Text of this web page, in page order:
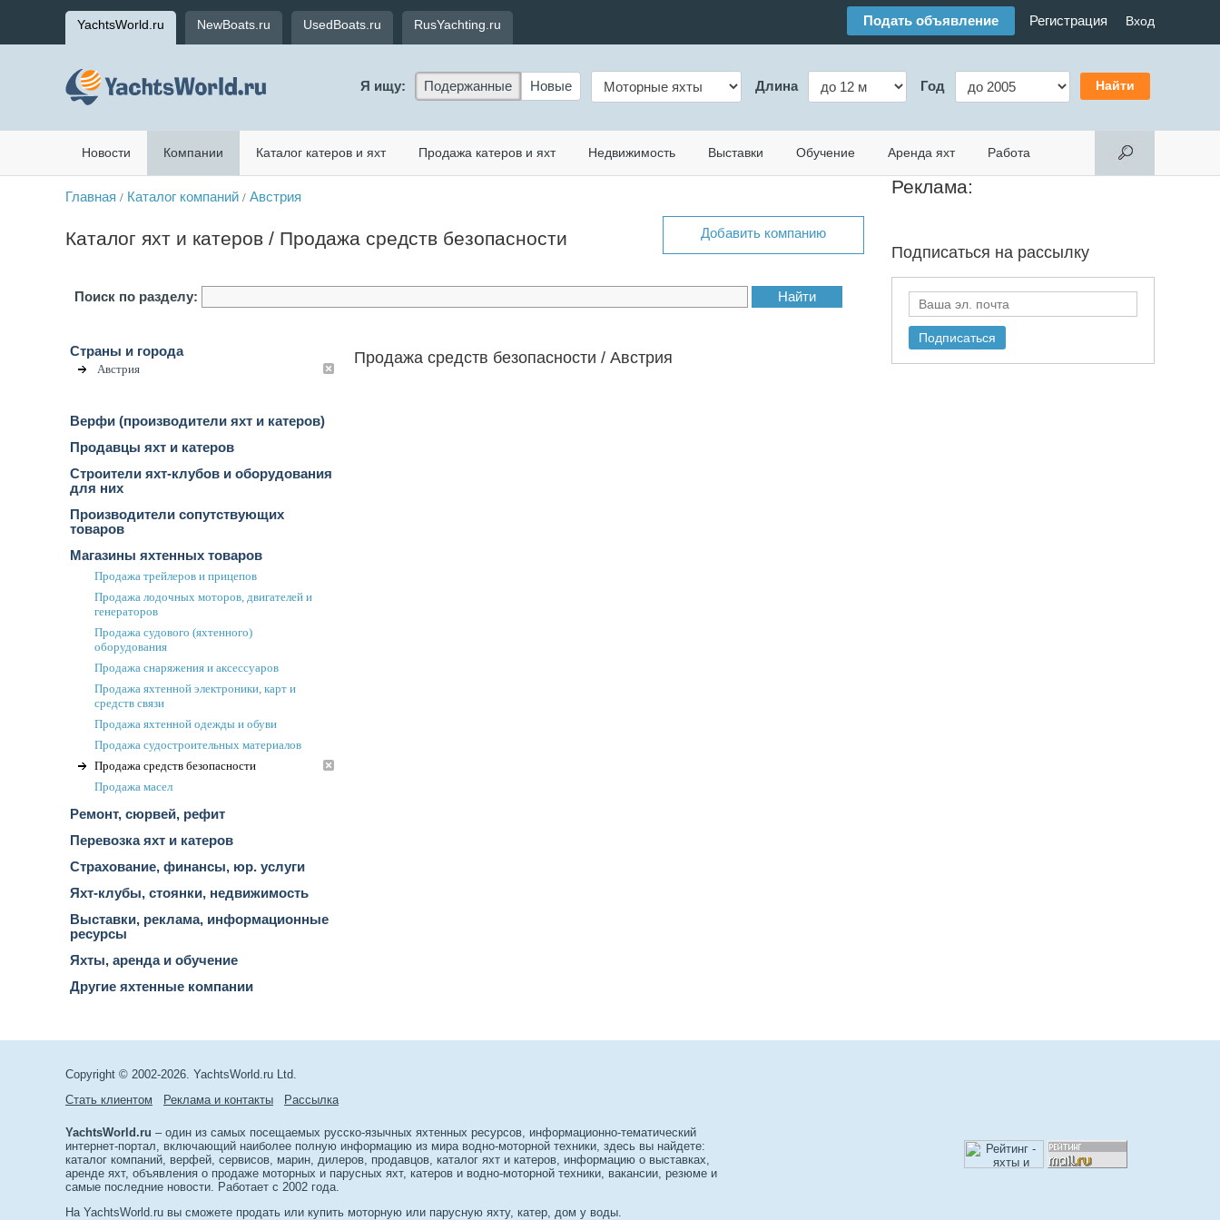
YachtsWorld.ru NewBoats.ru UsedBoats.ru RusYachting.ru Подать объявление Регистрация Вход
Я ищу: Подержанные Новые Длина Год
Новости Компании Каталог катеров и яхт Продажа катеров и яхт Недвижимость Выставки Обучение Аренда яхт Работа
Главная / Каталог компаний / Австрия
Каталог яхт и катеров / Продажа средств безопасности Добавить компанию
Поиск по разделу:
Страны и города
Австрия
Верфи (производители яхт и катеров)
Продавцы яхт и катеров
Строители яхт-клубов и оборудования
для них
Производители сопутствующих
товаров
Магазины яхтенных товаров
Продажа трейлеров и прицепов
Продажа лодочных моторов, двигателей и
генераторов
Продажа судового (яхтенного)
оборудования
Продажа снаряжения и аксессуаров
Продажа яхтенной электроники, карт и
средств связи
Продажа яхтенной одежды и обуви
Продажа судостроительных материалов
Продажа средств безопасности
Продажа масел
Ремонт, сюрвей, рефит
Перевозка яхт и катеров
Страхование, финансы, юр. услуги
Яхт-клубы, стоянки, недвижимость
Выставки, реклама, информационные
ресурсы
Яхты, аренда и обучение
Другие яхтенные компании
Продажа средств безопасности / Австрия
Реклама:
Подписаться на рассылку
Copyright © 2002-2026. YachtsWorld.ru Ltd.
Стать клиентом
Реклама и контакты Рассылка
YachtsWorld.ru – один из самых посещаемых русско-язычных яхтенных ресурсов, информационно-тематический
интернет-портал, включающий наиболее полную информацию из мира водно-моторной техники, здесь вы найдете:
каталог компаний, верфей, сервисов, марин, дилеров, продавцов, каталог яхт и катеров, информацию о выставках,
аренде яхт, объявления о продаже моторных и парусных яхт, катеров и водно-моторной техники, вакансии, резюме и
самые последние новости. Работает с 2002 года.
На YachtsWorld.ru вы сможете продать или купить моторную или парусную яхту, катер, дом у воды.